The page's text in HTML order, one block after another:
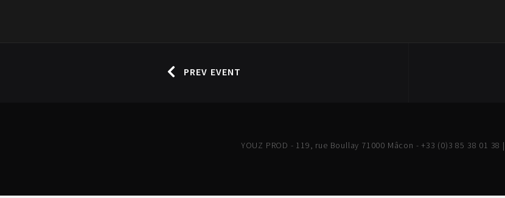
PREV EVENT
YOUZ PROD - 119, rue Boullay 71000 Mâcon - +33 (0)3 85 38 01 38 |